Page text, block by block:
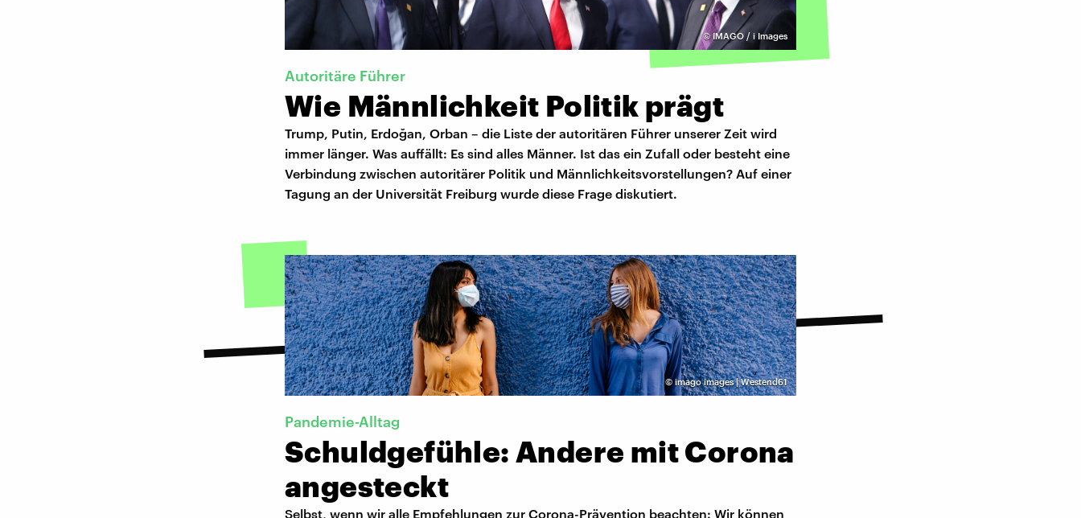
©IMAGO / i Images
Autoritäre Führer
Wie Männlichkeit Politik prägt
Trump, Putin, Erdoğan, Orban – die Liste der autoritären Führer unserer Zeit wird
immer länger. Was auffällt: Es sind alles Männer. Ist das ein Zufall oder besteht eine
Verbindung zwischen autoritärer Politik und Männlichkeitsvorstellungen? Auf einer
Tagung an der Universität Freiburg wurde diese Frage diskutiert.
©imago images | Westend61
Pandemie-Alltag
Schuldgefühle: Andere mit Corona
angesteckt
Selbst, wenn wir alle Empfehlungen zur Corona-Prävention beachten: Wir können